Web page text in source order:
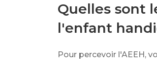
Quelles sont
l'enfant
Pour percevoir l'AEEH,